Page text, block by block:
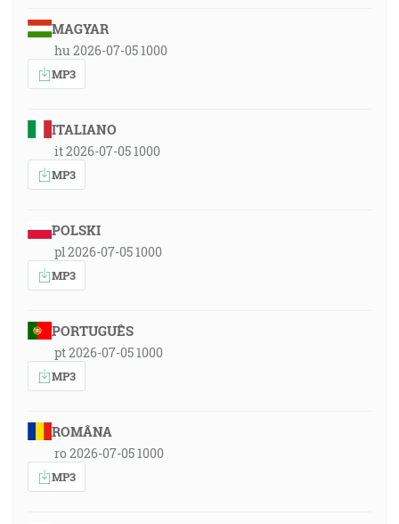
MAGYAR
hu 2026-07-05 1000
MP3
ITALIANO
it 2026-07-05 1000
MP3
POLSKI
pl 2026-07-05 1000
MP3
PORTUGUÊS
pt 2026-07-05 1000
MP3
ROMÂNA
ro 2026-07-05 1000
MP3